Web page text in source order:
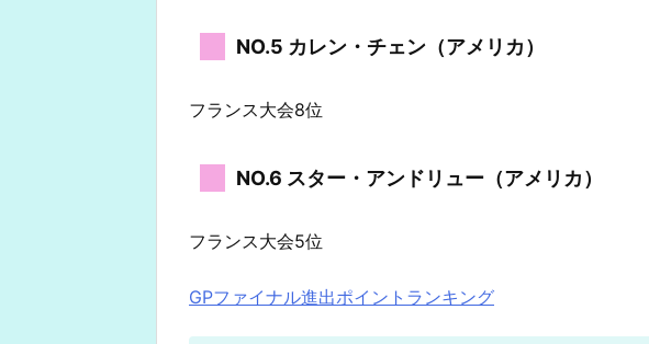
NO.5 カレン・チェン（アメリカ）
フランス大会8位
NO.6 スター・アンドリュー（アメリカ）
フランス大会5位
GPファイナル進出ポイントランキング